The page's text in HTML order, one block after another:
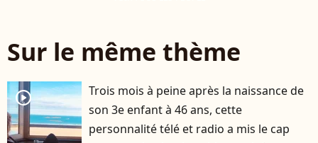
Sur le même thème
player2
Trois mois à peine après la naissance de
son 3e enfant à 46 ans, cette
personnalité télé et radio a mis le cap